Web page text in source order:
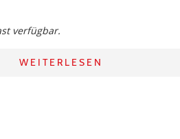
verfügbar.
WEITERLESEN